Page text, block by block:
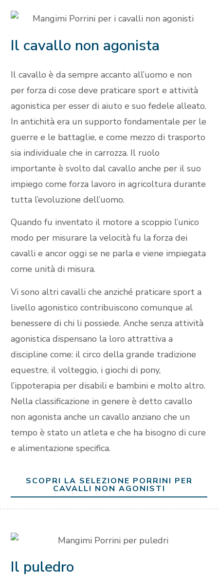
Il cavallo non agonista
Il cavallo è da sempre accanto all’uomo e non
per forza di cose deve praticare sport e attività
agonistica per esser di aiuto e suo fedele alleato.
In antichità era un supporto fondamentale per le
guerre e le battaglie, e come mezzo di trasporto
sia individuale che in carrozza. Il ruolo
importante è svolto dal cavallo anche per il suo
impiego come forza lavoro in agricoltura durante
tutta l’evoluzione dell’uomo.
Quando fu inventato il motore a scoppio l’unico
modo per misurare la velocità fu la forza dei
cavalli e ancor oggi se ne parla e viene impiegata
come unità di misura.
Vi sono altri cavalli che anziché praticare sport a
livello agonistico contribuiscono comunque al
benessere di chi li possiede. Anche senza attività
agonistica dispensano la loro attrattiva a
discipline come: il circo della grande tradizione
equestre, il volteggio, i giochi di pony,
l’ippoterapia per disabili e bambini e molto altro.
Nella classificazione in genere è detto cavallo
non agonista anche un cavallo anziano che un
tempo è stato un atleta e che ha bisogno di cure
e alimentazione specifica.
SCOPRI LA SELEZIONE PORRINI PER
CAVALLI NON AGONISTI
Il puledro